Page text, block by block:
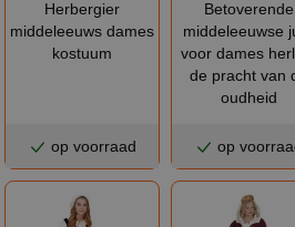
Herbergier
middeleeuws dames
kostuum
op voorraad
Betoverende
middeleeuwse
voor dames
de pracht van
oudheid
op